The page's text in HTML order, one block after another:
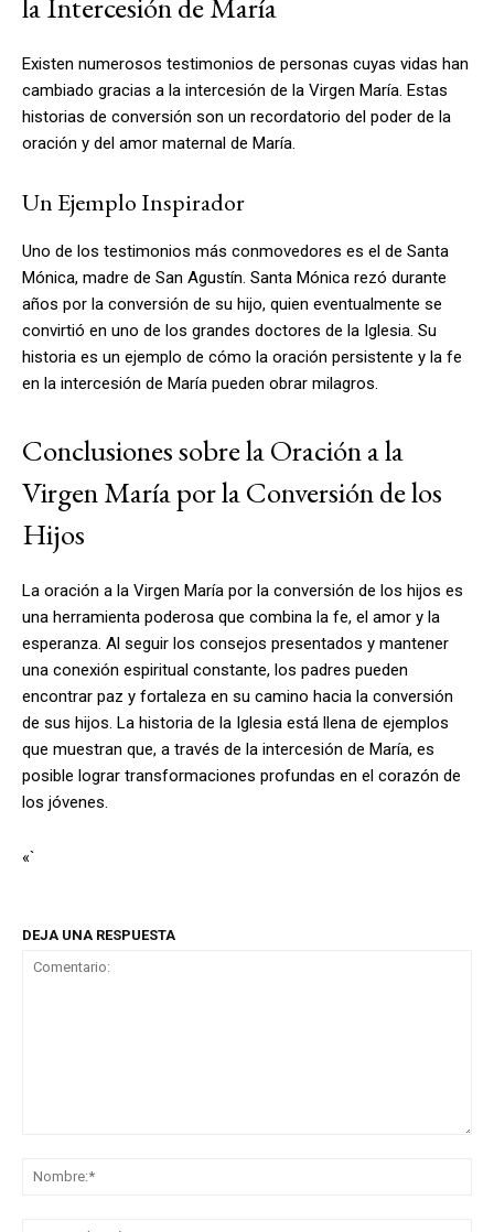
Existen numerosos testimonios de personas cuyas vidas han
cambiado gracias a la intercesión de la Virgen María. Estas
historias de conversión son un recordatorio del poder de la
oración y del amor maternal de María.
Un Ejemplo Inspirador
Uno de los testimonios más conmovedores es el de Santa
Mónica, madre de San Agustín. Santa Mónica rezó durante
años por la conversión de su hijo, quien eventualmente se
convirtió en uno de los grandes doctores de la Iglesia. Su
historia es un ejemplo de cómo la oración persistente y la fe
en la intercesión de María pueden obrar milagros.
Conclusiones sobre la Oración a la
Virgen María por la Conversión de los
Hijos
La oración a la Virgen María por la conversión de los hijos es
una herramienta poderosa que combina la fe, el amor y la
esperanza. Al seguir los consejos presentados y mantener
una conexión espiritual constante, los padres pueden
encontrar paz y fortaleza en su camino hacia la conversión
de sus hijos. La historia de la Iglesia está llena de ejemplos
que muestran que, a través de la intercesión de María, es
posible lograr transformaciones profundas en el corazón de
los jóvenes.
«`
DEJA UNA RESPUESTA